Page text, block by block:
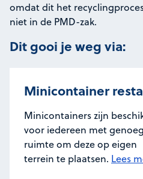
omdat dit het
niet in de PMD-zak.
Dit gooi je weg via:
Minicontainer
Minicontainers zijn
voor iedereen met genoeg
ruimte om deze op eigen
terrein te plaatsen. Lees